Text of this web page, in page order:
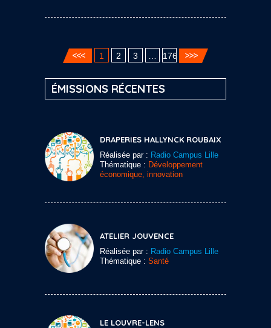
1 2 3 176
ÉMISSIONS RÉCENTES
DRAPERIES HALLYNCK ROUBAIX
Réalisée par : Radio Campus Lille
Thématique : Développement
économique, innovation
ATELIER JOUVENCE
Réalisée par : Radio Campus Lille
Thématique : Santé
LE LOUVRE-LENS